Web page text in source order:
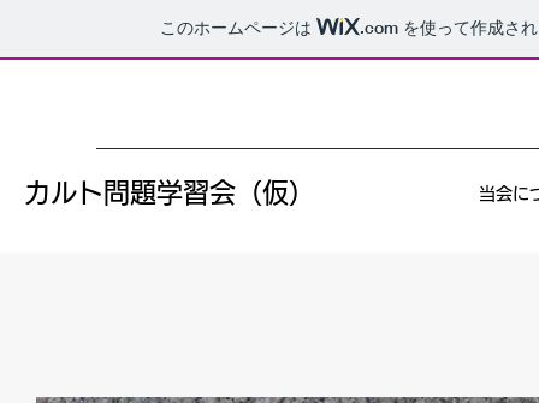
このホームページは .com を使って作成さ
カルト問題学習会（仮） 当会に